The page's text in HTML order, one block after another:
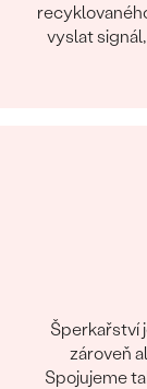
vyslat
Šperkařství
zároveň
Spojujeme